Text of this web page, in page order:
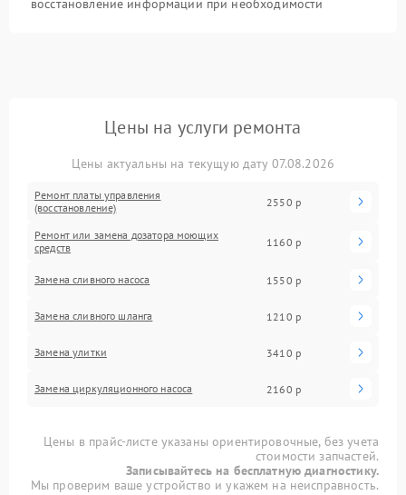
восстановление информации при необходимости
Цены на услуги ремонта
Цены актуальны на текущую дату 07.08.2026
Ремонт платы управления
(восстановление)
2550 р
Ремонт или замена дозатора моющих
средств
1160 р
Замена сливного насоса 1550 р
Замена сливного шланга 1210 р
Замена улитки 3410 р
Замена циркуляционного насоса 2160 р
Цены в прайс-листе указаны ориентировочные, без учета
стоимости запчастей.
Записывайтесь на бесплатную диагностику.
Мы проверим ваше устройство и укажем на неисправность.